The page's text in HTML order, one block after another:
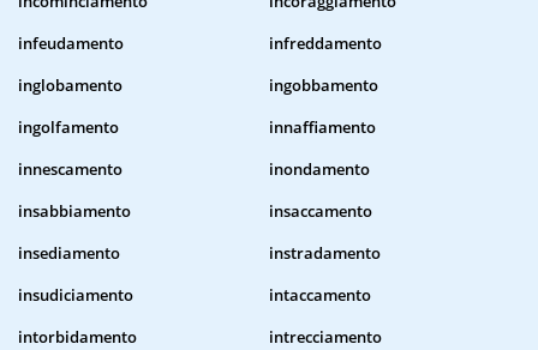
infeudamento
infreddamento
inglobamento
ingobbamento
ingolfamento
innaffiamento
innescamento
inondamento
insabbiamento
insaccamento
insediamento
instradamento
insudiciamento
intaccamento
intorbidamento
intrecciamento